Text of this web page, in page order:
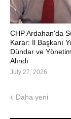
CHP Ardahan'da
Karar: İl Başkanı
Dündar ve
Alındı
July 27, 2026
Daha yeni